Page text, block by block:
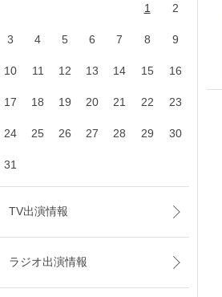
1 2
3 4 5 6 7 8 9
10 11 12 13 14 15 16
17 18 19 20 21 22 23
24 25 26 27 28 29 30
31
TV出演情報
ラジオ出演情報